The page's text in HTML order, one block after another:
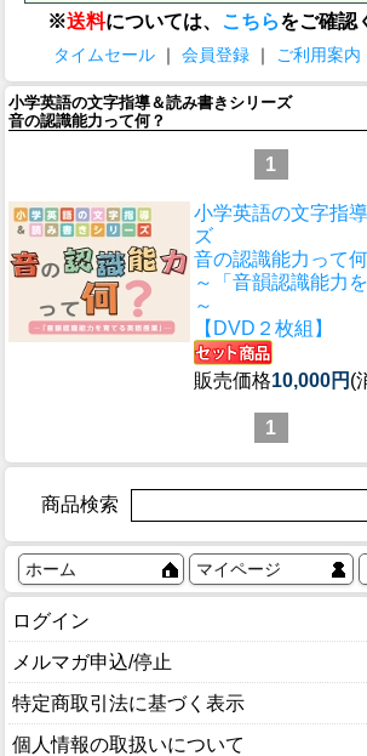
※送料については、 こちらをご確認
タイムセール ｜ 会員登録 ｜ ご利用案内
小学英語の文字指導＆読み書きシリーズ
音の認識能力って何？
1
小学英語の文字指
ズ
音の認識能力って
～「音韻認識能力
～
【DVD２枚組】
販売価格10,000円 (
1
商品検索
ホーム マイページ
ログイン
メルマガ申込/停止
特定商取引法に基づく表示
個人情報の取扱いについて